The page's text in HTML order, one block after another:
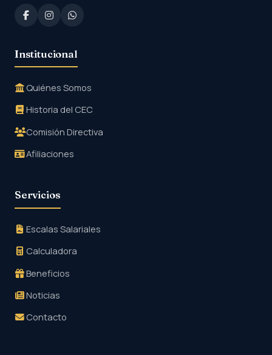
Institucional
Quiénes Somos
Historia del CEC
Comisión Directiva
Afiliaciones
Servicios
Escalas Salariales
Calculadora
Beneficios
Noticias
Contacto